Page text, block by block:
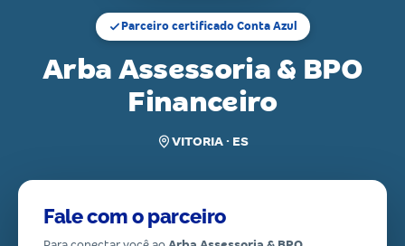
Parceiro certificado Conta Azul
Arba Assessoria & BPO
Financeiro
VITORIA · ES
Fale com o parceiro